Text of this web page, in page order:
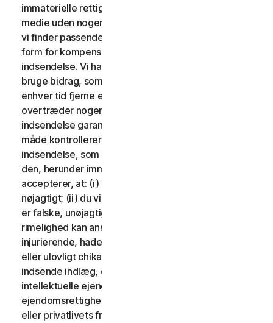
immaterielle rettigheder, i enhver form og på ethvert
medie uden nogen begrænsning på nogen måde, som
vi finder passende. Der vil ikke blive udbetalt nogen
form for kompensation i forbindelse med brug af din
indsendelse. Vi har ingen forpligtelse til at sende og
bruge bidrag, som du måtte indsende, og vi kan frit til
enhver tid fjerne ethvert bidrag, særligt hvis det
overtræder nogen af disse vilkår. Ved at levere en
indsendelse garanterer du, at du ejer eller på anden
måde kontrollerer alle rettighederne til din
indsendelse, som er nødvendige for, at du kan sende
den, herunder immaterielle rettigheder. Du
accepterer, at: (i) alt indhold i dine indlæg skal være
nøjagtigt; (ii) du vil ikke indsende indlæg, som du ved
er falske, unøjagtige eller vildledende og/eller med
rimelighed kan anses for at være ærekrænkende,
injurierende, hadefulde, stødende, ulovligt truende
eller ulovligt chikanerende for nogen; (iii) du vil ikke
indsende indlæg, der krænker en tredjeparts
intellektuelle ejendomsrettigheder eller andre
ejendomsrettigheder eller rettigheder til offentlighed
eller privatlivets fred; (iv) du vil ikke indsende et